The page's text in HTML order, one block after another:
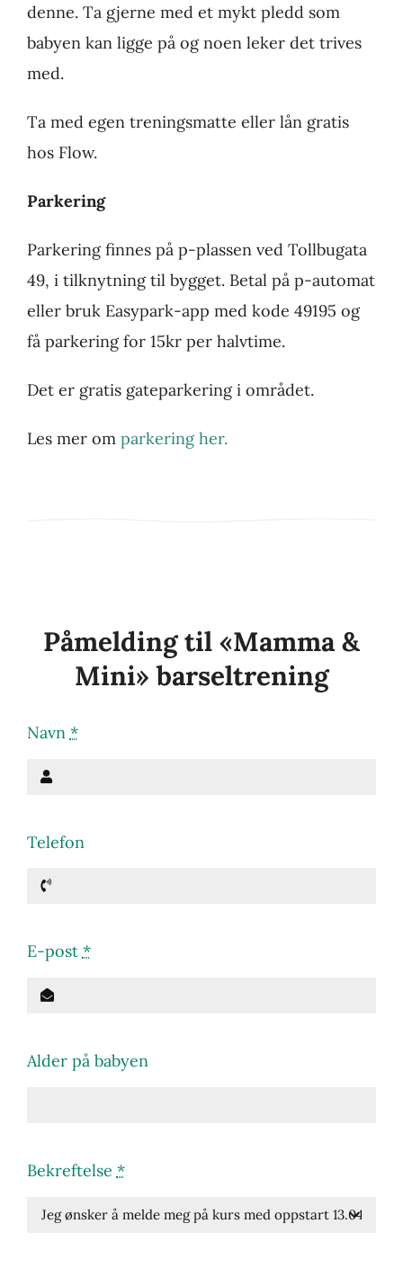
denne. Ta gjerne med et mykt pledd som
babyen kan ligge på og noen leker det trives
med.
Ta med egen treningsmatte eller lån gratis
hos Flow.
Parkering
Parkering finnes på p-plassen ved Tollbugata
49, i tilknytning til bygget. Betal på p-automat
eller bruk Easypark-app med kode 49195 og
få parkering for 15kr per halvtime.
Det er gratis gateparkering i området.
Les mer om parkering her.
Påmelding til «Mamma &
Mini» barseltrening
Navn *
Telefon
E-post *
Alder på babyen
Bekreftelse *